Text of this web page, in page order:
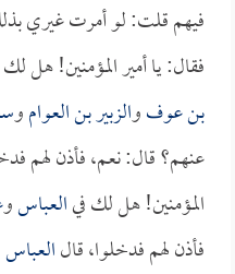
فيهم قلت: لو أمرت غيري
فقال: يا أمير المؤمنين! هل
بن عوفوالزبير بن العوامو
عنهم؟ قال: نعم، فأذن لهم
المؤمنين! هل لك فيالعباسو
فأذن لهم فدخلوا، قالالعباس